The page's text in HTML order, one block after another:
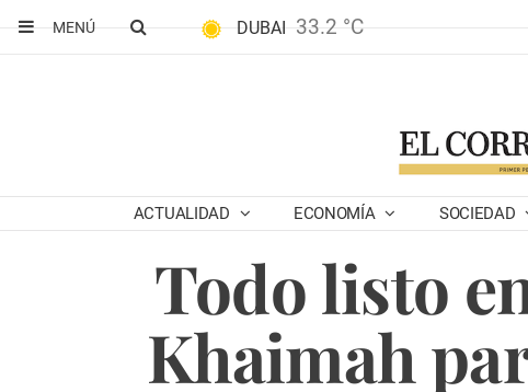
MENÚ
DUBAI 33.2 °C
ACTUALIDAD ECONOMÍA SOCIEDAD
Todo listo
Khaimah